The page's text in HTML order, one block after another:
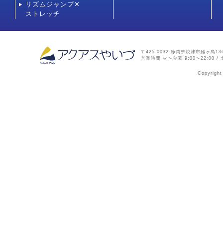
リズムジャンプ✕
ストレッチ
〒425-0032 静岡県焼津市鰯ヶ島
営業時間 火〜金曜 9:00〜22:00 /